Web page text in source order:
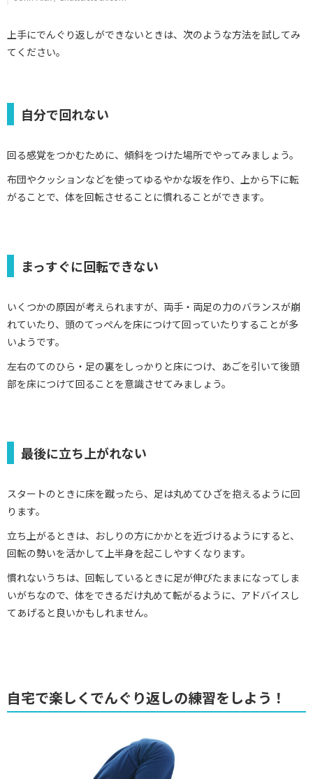
上手にでんぐり返しができないときは、次のような方法を試してみ
てください。
自分で回れない
回る感覚をつかむために、傾斜をつけた場所でやってみましょう。
布団やクッションなどを使ってゆるやかな坂を作り、上から下に転
がることで、体を回転させることに慣れることができます。
まっすぐに回転できない
いくつかの原因が考えられますが、両手・両足の力のバランスが崩
れていたり、頭のてっぺんを床につけて回っていたりすることが多
いようです。
左右のてのひら・足の裏をしっかりと床につけ、あごを引いて後頭
部を床につけて回ることを意識させてみましょう。
最後に立ち上がれない
スタートのときに床を蹴ったら、足は丸めてひざを抱えるように回
ります。
立ち上がるときは、おしりの方にかかとを近づけるようにすると、
回転の勢いを活かして上半身を起こしやすくなります。
慣れないうちは、回転しているときに足が伸びたままになってしま
いがちなので、体をできるだけ丸めて転がるように、アドバイスし
てあげると良いかもしれません。
自宅で楽しくでんぐり返しの練習をしよう！